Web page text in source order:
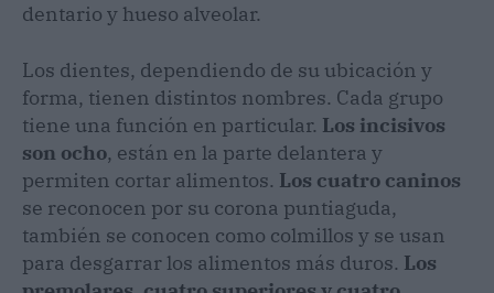
dentario y hueso alveolar.
Los dientes, dependiendo de su ubicación y
forma, tienen distintos nombres. Cada grupo
tiene una función en particular. Los incisivos
son ocho, están en la parte delantera y
permiten cortar alimentos. Los cuatro caninos
se reconocen por su corona puntiaguda,
también se conocen como colmillos y se usan
para desgarrar los alimentos más duros. Los